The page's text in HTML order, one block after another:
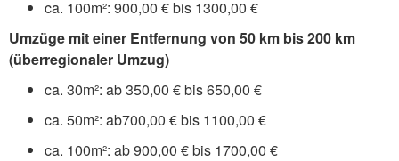
ca. 100m²: 900,00 € bis 1300,00 €
Umzüge mit einer Entfernung von 50 km bis 200 km
(überregionaler Umzug)
ca. 30m²: ab 350,00 € bis 650,00 €
ca. 50m²: ab700,00 € bis 1100,00 €
ca. 100m²: ab 900,00 € bis 1700,00 €